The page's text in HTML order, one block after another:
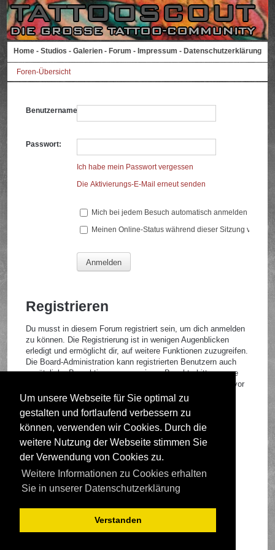
Um unsere Webseite für Sie optimal zu
gestalten und fortlaufend verbessern zu
können, verwenden wir Cookies. Durch die
weitere Nutzung der Webseite stimmen Sie
der Verwendung von Cookies zu.
Weitere Informationen zu Cookies erhalten
Sie in unserer Datenschutzerklärung
Verstanden
Home - Studios - Galerien - Forum - Impressum - Datenschutzerklärung
Foren-Übersicht
Benutzername:
Passwort:
Ich habe mein Passwort vergessen
Die Aktivierungs-E-Mail erneut senden
Mich bei jedem Besuch automatisch anmelden
Meinen Online-Status während dieser Sitzung
Registrieren
Du musst in diesem Forum registriert sein, um dich anmelden
zu können. Die Registrierung ist in wenigen Augenblicken
erledigt und ermöglicht dir, auf weitere Funktionen zuzugreifen.
Die Board-Administration kann registrierten Benutzern auch
zusätzliche Berechtigungen zuweisen. Beachte bitte unsere
Nutzungsbedingungen und die verwandten Regelungen, bevor
du dich registrierst. Bitte beachte auch die jeweiligen
Forenregeln, wenn du dich in diesem Board bewegst.
Nutzungsbedingungen|Datenschutzrichtlinie
Registrieren
Foren-Übersicht
Deutsche Übersetzung durchphpBB.de